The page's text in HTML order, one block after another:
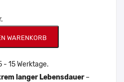
WARENKORB
- 15 Werktage.
langer Lebensdauer–